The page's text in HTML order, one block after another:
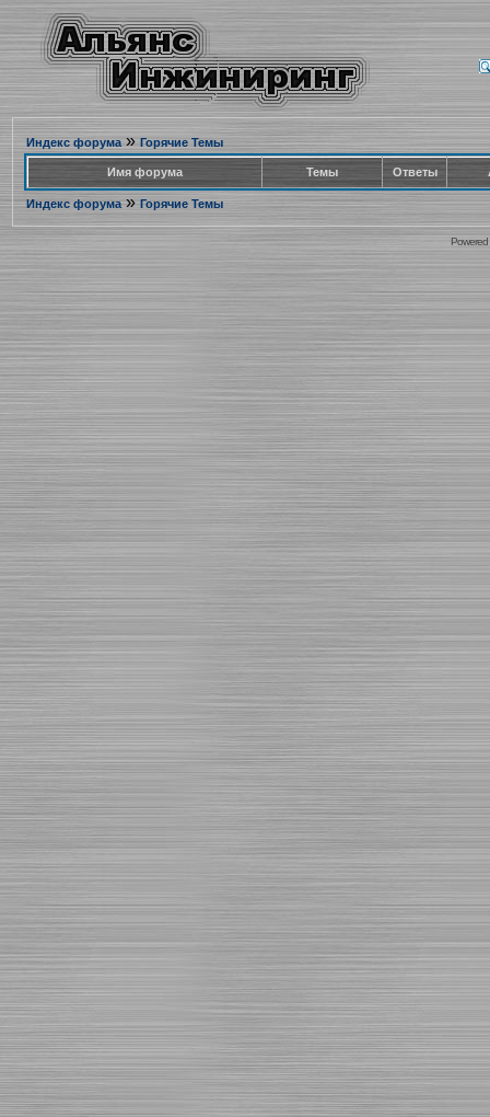
Индекс форума» Горячие Темы
Имя форума Темы Ответы
Индекс форума» Горячие Темы